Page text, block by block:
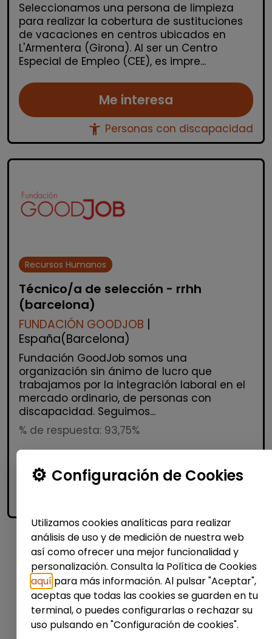
Seleccionamos una persona de limpieza
para realizar la cobertura de sustituciones
de vacaciones en centros ubicados en
L'Armentera (Girona). Al ser un Centro
Especial de Empleo (CEE), es impre...
Me interesa
accessibility_new Personas con discapacidad
Recursos Humanos
Técnico/a de selección - rrhh
(barcelona)
FUNDACIÓN GOODJOB
España(Barcelona)
Fundación GoodJob somos una
organización sin ánimo de lucro que
trabajamos por la integración laboral en el
mercado ordinario, de personas con
discapacidad. Seguimos...
% de respuesta: 93,75%
Me interesa
1
Configuración de Cookies
Utilizamos cookies analíticas para realizar
análisis de uso y de medición de nuestra web
así como ofrecer una mejor funcionalidad y
personalización. Consulta la Política de Cookies
aquí para más información. Al pulsar "Aceptar",
aceptas que todas las cookies se guarden en tu
terminal, o puedes configurarlas o rechazar su
uso pulsando en "Configuración de cookies".